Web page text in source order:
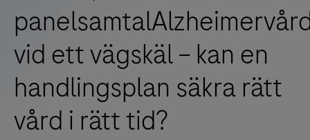
vid ett vägskäl – kan en
handlingsplan säkra rätt
vård i rätt tid?